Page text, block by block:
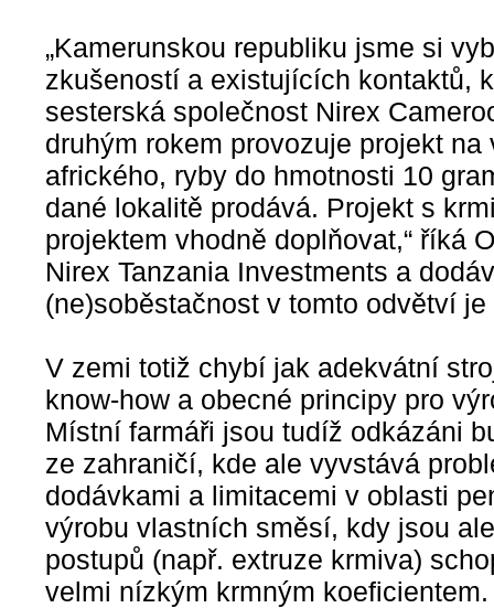
„Kamerunskou republiku jsme si
zkušeností a existujících kontaktů,
sesterská společnost Nirex
druhým rokem provozuje projekt
afrického, ryby do hmotnosti 10
dané lokalitě prodává. Projekt s
projektem vhodně doplňovat,“ říká
Nirex Tanzania Investments a
(ne)soběstačnost v tomto odvětví
V zemi totiž chybí jak adekvátní
know-how a obecné principy pro
Místní farmáři jsou tudíž odkázáni
ze zahraničí, kde ale vyvstává
dodávkami a limitacemi v oblasti
výrobu vlastních směsí, kdy jsou
postupů (např. extruze krmiva)
velmi nízkým krmným koeficientem.